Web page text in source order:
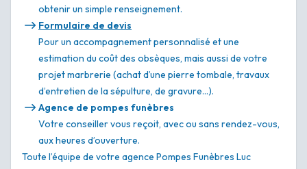
obtenir un simple renseignement.
Formulaire de devis
Pour un accompagnement personnalisé et une
estimation du coût des obsèques, mais aussi de votre
projet marbrerie (achat d’une pierre tombale, travaux
d’entretien de la sépulture, de gravure…).
Agence de pompes funèbres
Votre conseiller vous reçoit, avec ou sans rendez-vous,
aux heures d’ouverture.
Toute l’équipe de votre agence Pompes Funèbres Luc